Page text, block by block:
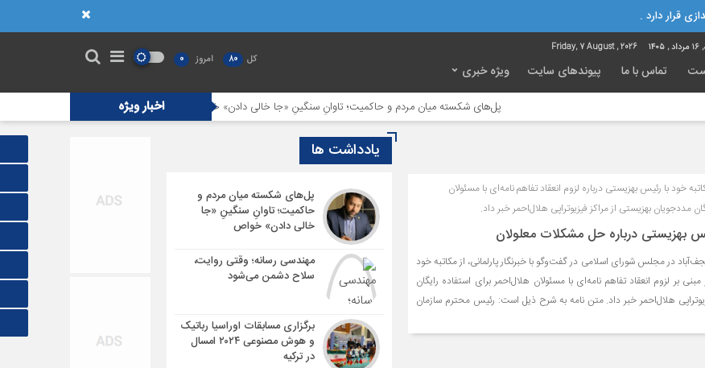
قرار دارد .
Friday, 7 August , 2026
تماس با ما پیوندهای سایت ویژه خبری
کل 80 امروز 0
اخبار ویژه پل‌های شکسته میان مردم و حاکمیت؛ تاوانِ سنگینِ «جا خالی دادن» خواص مهندسی رسانه؛ وقتی روایت، سلاح
خود با رئیس بهزیستی درباره لزوم انعقاد تفاهم نامه‌ای با مسئولان
مددجویان بهزیستی از مراکز فیزیوتراپی هلال‌احمر خبر داد.
بهزیستی درباره حل مشکلات معلولان
نجف‌آباد در مجلس شورای اسلامی در گفت‌وگو با خبرنگار پارلمانی، از مکاتبه خود
بر لزوم انعقاد تفاهم نامه‌ای با مسئولان هلال‌احمر برای استفاده رایگان
هلال‌احمر خبر داد. متن نامه به شرح ذیل است: رئیس محترم سازمان
یادداشت ها
پل‌های شکسته میان مردم و
حاکمیت؛ تاوانِ سنگینِ «جا
خالی دادن» خواص
مهندسی رسانه؛ وقتی روایت،
سلاح دشمن می‌شود
برگزاری مسابقات اوراسیا رباتیک
و هوش مصنوعی ۲۰۲۴ امسال
در ترکیه